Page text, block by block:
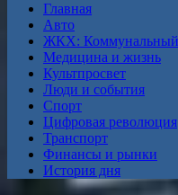
Главная
Авто
ЖКХ: Коммунальный
Медицина и жизнь
Культпросвет
Люди и события
Спорт
Цифровая революция
Транспорт
Финансы и рынки
История дня